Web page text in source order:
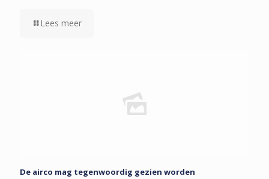
Lees meer
De airco mag tegenwoordig gezien worden